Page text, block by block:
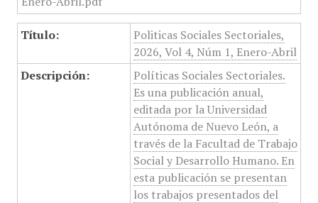
Título:
Politicas Sociales Sectoriales,
2026, Vol 4, Núm 1, Enero-Abril
Descripción:
Políticas Sociales Sectoriales.
Es una publicación anual,
editada por la Universidad
Autónoma de Nuevo León, a
través de la Facultad de Trabajo
Social y Desarrollo Humano. En
esta publicación se presentan
los trabajos presentados del